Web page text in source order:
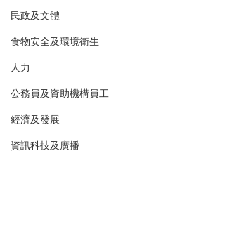
民政及文體
食物安全及環境衛生
人力
公務員及資助機構員工
經濟及發展
資訊科技及廣播